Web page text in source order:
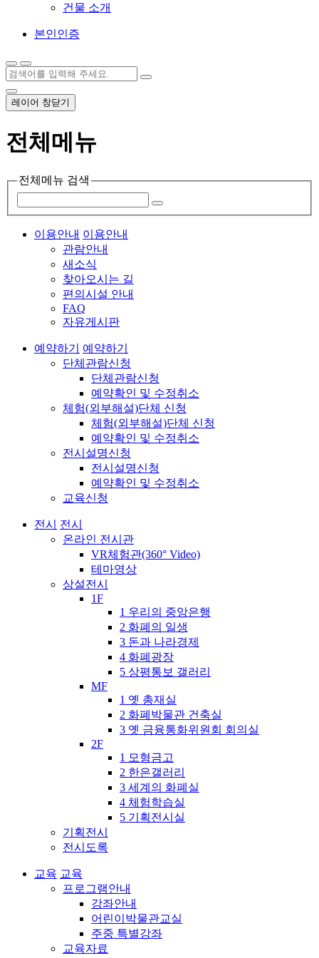
건물 소개
본인인증
레이어 창닫기
전체메뉴
전체메뉴 검색
이용안내 이용안내
관람안내
새소식
찾아오시는 길
편의시설 안내
FAQ
자유게시판
예약하기
예약하기
단체관람신청
단체관람신청
예약확인 및 수정취소
체험(외부해설)단체 신청
체험(외부해설)단체 신청
예약확인 및 수정취소
전시설명신청
전시설명신청
예약확인 및 수정취소
교육신청
전시
전시
온라인 전시관
VR체험관(360° Video)
테마영상
상설전시
1F
1 우리의 중앙은행
2 화폐의 일생
3 돈과 나라경제
4 화폐광장
5 상평통보 갤러리
MF
1 옛 총재실
2 화폐박물관 건축실
3 옛 금융통화위원회 회의실
2F
1 모형금고
2 한은갤러리
3 세계의 화폐실
4 체험학습실
5 기획전시실
기획전시
전시도록
교육 교육
프로그램안내
강좌안내
어린이박물관교실
주중 특별강좌
교육자료